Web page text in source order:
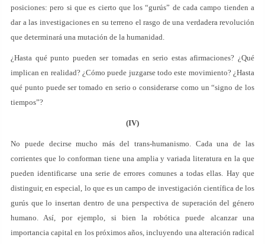
posiciones: pero si que es cierto que los “gurús” de cada campo tienden a
dar a las investigaciones en su terreno el rasgo de una verdadera revolución
que determinará una mutación de la humanidad.
¿Hasta qué punto pueden ser tomadas en serio estas afirmaciones? ¿Qué
implican en realidad? ¿Cómo puede juzgarse todo este movimiento? ¿Hasta
qué punto puede ser tomado en serio o considerarse como un “signo de los
tiempos”?
(IV)
No puede decirse mucho más del trans-humanismo. Cada una de las
corrientes que lo conforman tiene una amplia y variada literatura en la que
pueden identificarse una serie de errores comunes a todas ellas. Hay que
distinguir, en especial, lo que es un campo de investigación científica de los
gurús que lo insertan dentro de una perspectiva de superación del género
humano. Así, por ejemplo, si bien la robótica puede alcanzar una
importancia capital en los próximos años, incluyendo una alteración radical